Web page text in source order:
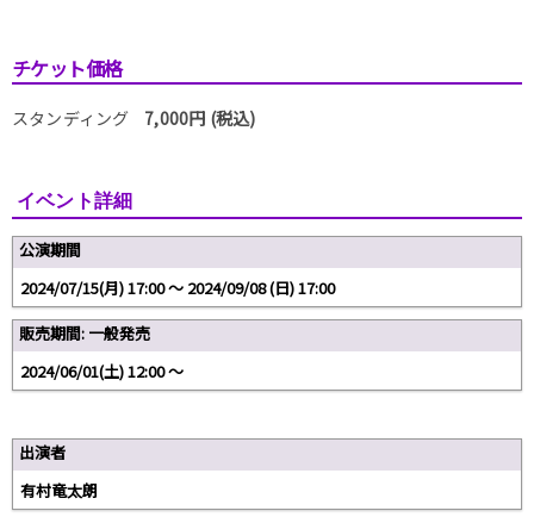
チケット価格
スタンディング 7,000円 (税込)
イベント詳細
公演期間
2024/07/15(月) 17:00 〜 2024/09/08 (日) 17:00
販売期間: 一般発売
2024/06/01(土) 12:00 〜
出演者
有村竜太朗